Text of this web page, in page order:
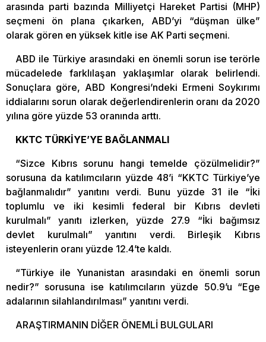
arasında parti bazında Milliyetçi Hareket Partisi (MHP)
seçmeni ön plana çıkarken, ABD’yi “düşman ülke”
olarak gören en yüksek kitle ise AK Parti seçmeni.
ABD ile Türkiye arasındaki en önemli sorun ise terörle
mücadelede farklılaşan yaklaşımlar olarak belirlendi.
Sonuçlara göre, ABD Kongresi’ndeki Ermeni Soykırımı
iddialarını sorun olarak değerlendirenlerin oranı da 2020
yılına göre yüzde 53 oranında arttı.
KKTC TÜRKİYE’YE BAĞLANMALI
“Sizce Kıbrıs sorunu hangi temelde çözülmelidir?”
sorusuna da katılımcıların yüzde 48’i “KKTC Türkiye’ye
bağlanmalıdır” yanıtını verdi. Bunu yüzde 31 ile “İki
toplumlu ve iki kesimli federal bir Kıbrıs devleti
kurulmalı” yanıtı izlerken, yüzde 27.9 “İki bağımsız
devlet kurulmalı” yanıtını verdi. Birleşik Kıbrıs
isteyenlerin oranı yüzde 12.4’te kaldı.
“Türkiye ile Yunanistan arasındaki en önemli sorun
nedir?” sorusuna ise katılımcıların yüzde 50.9’u “Ege
adalarının silahlandırılması” yanıtını verdi.
ARAŞTIRMANIN DİĞER ÖNEMLİ BULGULARI